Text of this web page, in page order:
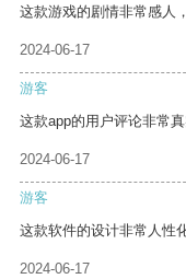
这款游戏的剧情非常感人
2024-06-17
游客
这款app的用户评论非常
2024-06-17
游客
这款软件的设计非常人性
2024-06-17